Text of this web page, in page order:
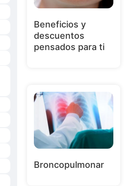
Beneficios y
descuentos
pensados para ti
Broncopulmonar